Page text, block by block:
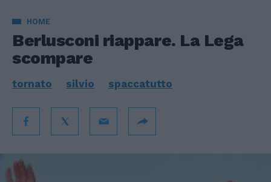
HOME
Berlusconi riappare. La Lega
scompare
tornato silvio spaccatutto